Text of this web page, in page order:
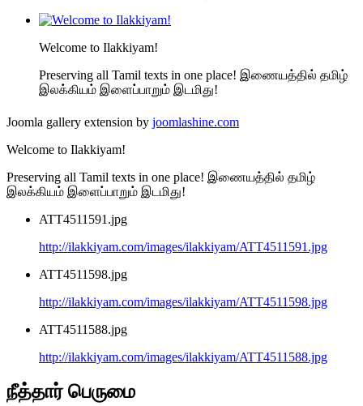
Welcome to Ilakkiyam!
Preserving all Tamil texts in one place! இணையத்தில் தமிழ்
இலக்கியம் இளைப்பாறும் இடமிது!
Joomla gallery extension by joomlashine.com
Welcome to Ilakkiyam!
Preserving all Tamil texts in one place! இணையத்தில் தமிழ்
இலக்கியம் இளைப்பாறும் இடமிது!
ATT4511591.jpg
http://ilakkiyam.com/images/ilakkiyam/ATT4511591.jpg
ATT4511598.jpg
http://ilakkiyam.com/images/ilakkiyam/ATT4511598.jpg
ATT4511588.jpg
http://ilakkiyam.com/images/ilakkiyam/ATT4511588.jpg
நீத்தார் பெருமை